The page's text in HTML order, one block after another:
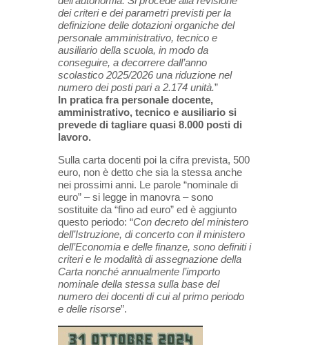
dei criteri e dei parametri previsti per la
definizione delle dotazioni organiche del
personale amministrativo, tecnico e
ausiliario della scuola, in modo da
conseguire, a decorrere dall’anno
scolastico 2025/2026 una riduzione nel
numero dei posti pari a 2.174 unità.”
In pratica fra personale docente,
amministrativo, tecnico e ausiliario si
prevede di tagliare quasi 8.000 posti di
lavoro.
Sulla carta docenti poi la cifra prevista, 500
euro, non è detto che sia la stessa anche
nei prossimi anni. Le parole “nominale di
euro” – si legge in manovra – sono
sostituite da “fino ad euro” ed è aggiunto
questo periodo: “Con decreto del ministero
dell’Istruzione, di concerto con il ministero
dell’Economia e delle finanze, sono definiti i
criteri e le modalità di assegnazione della
Carta nonché annualmente l’importo
nominale della stessa sulla base del
numero dei docenti di cui al primo periodo
e delle risorse”.